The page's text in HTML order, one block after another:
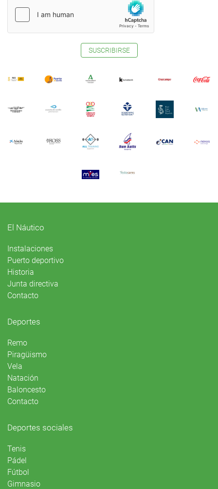
SUSCRIBIRSE
El Náutico
Instalaciones
Puerto deportivo
Historia
Junta directiva
Contacto
Deportes
Remo
Piragüismo
Vela
Natación
Baloncesto
Contacto
Deportes sociales
Tenis
Pádel
Fútbol
Gimnasio